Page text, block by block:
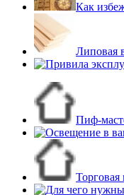
Как
Липовая
Пиф-